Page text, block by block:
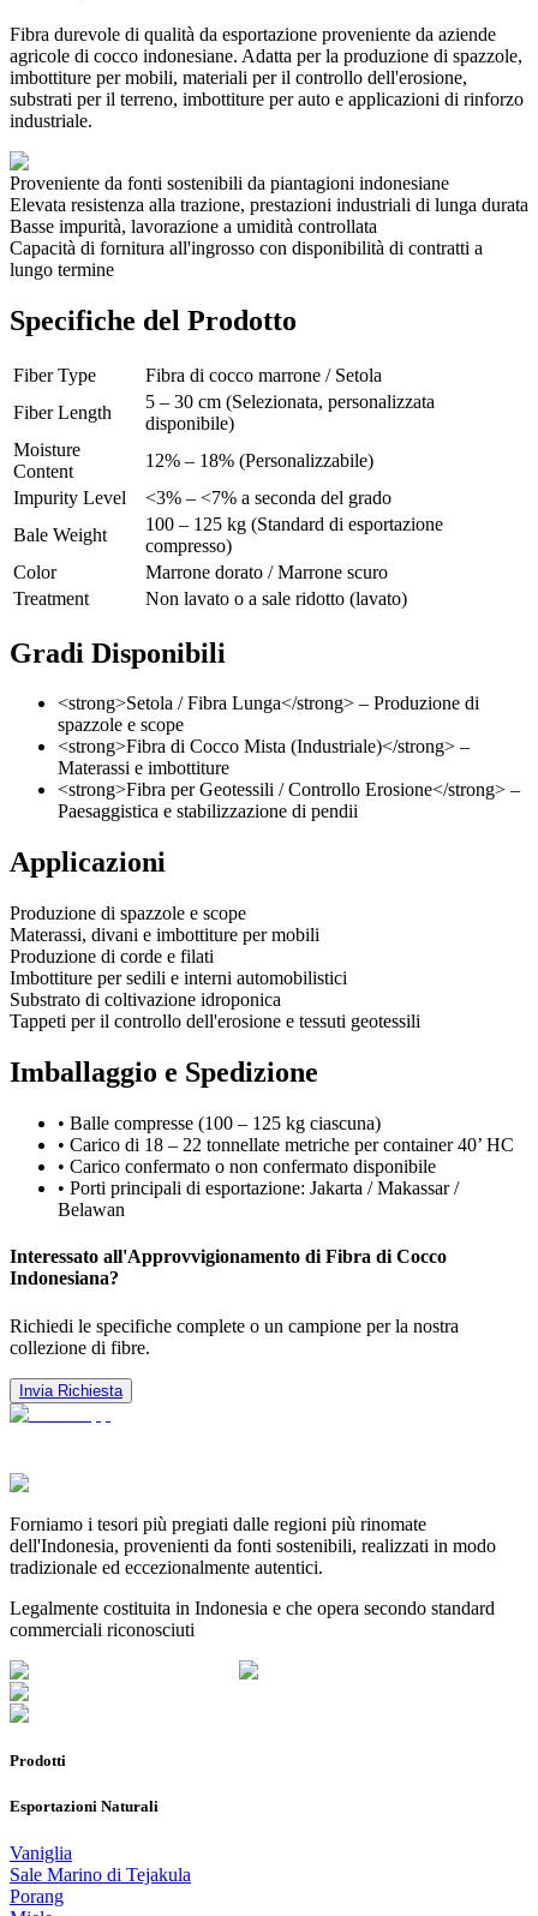
Fibra durevole di qualità da esportazione proveniente da aziende
agricole di cocco indonesiane. Adatta per la produzione di spazzole,
imbottiture per mobili, materiali per il controllo dell'erosione,
substrati per il terreno, imbottiture per auto e applicazioni di rinforzo
industriale.
Proveniente da fonti sostenibili da piantagioni indonesiane
Elevata resistenza alla trazione, prestazioni industriali di lunga durata
Basse impurità, lavorazione a umidità controllata
Capacità di fornitura all'ingrosso con disponibilità di contratti a
lungo termine
Specifiche del Prodotto
Fiber Type
Fibra di cocco marrone / Setola
Fiber Length
5 – 30 cm (Selezionata, personalizzata
disponibile)
Moisture
Content
12% – 18% (Personalizzabile)
Impurity Level
<3% – <7% a seconda del grado
Bale Weight
100 – 125 kg (Standard di esportazione
compresso)
Color
Marrone dorato / Marrone scuro
Treatment
Non lavato o a sale ridotto (lavato)
Gradi Disponibili
<strong>Setola / Fibra Lunga</strong> – Produzione di
spazzole e scope
<strong>Fibra di Cocco Mista (Industriale)</strong> –
Materassi e imbottiture
<strong>Fibra per Geotessili / Controllo Erosione</strong> –
Paesaggistica e stabilizzazione di pendii
Applicazioni
Produzione di spazzole e scope
Materassi, divani e imbottiture per mobili
Produzione di corde e filati
Imbottiture per sedili e interni automobilistici
Substrato di coltivazione idroponica
Tappeti per il controllo dell'erosione e tessuti geotessili
Imballaggio e Spedizione
• Balle compresse (100 – 125 kg ciascuna)
• Carico di 18 – 22 tonnellate metriche per container 40’ HC
• Carico confermato o non confermato disponibile
• Porti principali di esportazione: Jakarta / Makassar /
Belawan
Interessato all'Approvvigionamento di Fibra di Cocco
Indonesiana?
Richiedi le specifiche complete o un campione per la nostra
collezione di fibre.
Invia Richiesta
Forniamo i tesori più pregiati dalle regioni più rinomate
dell'Indonesia, provenienti da fonti sostenibili, realizzati in modo
tradizionale ed eccezionalmente autentici.
Legalmente costituita in Indonesia e che opera secondo standard
commerciali riconosciuti
Prodotti
Esportazioni Naturali
Vaniglia
Sale Marino di Tejakula
Porang